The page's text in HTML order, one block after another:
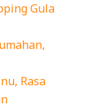
Gula
Rasa